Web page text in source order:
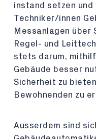
instand setzen
Techniker/innen
Messanlagen über
Regel- und
stets darum,
Gebäude besser
Sicherheit zu
Bewohnenden zu
Ausserdem sind